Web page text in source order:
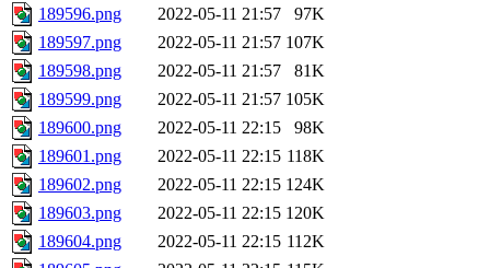
189596.png
2022-05-11 21:57
97K
189597.png
2022-05-11 21:57 107K
189598.png
2022-05-11 21:57
81K
189599.png
2022-05-11 21:57 105K
189600.png
2022-05-11 22:15
98K
189601.png
2022-05-11 22:15 118K
189602.png
2022-05-11 22:15 124K
189603.png
2022-05-11 22:15 120K
189604.png
2022-05-11 22:15 112K